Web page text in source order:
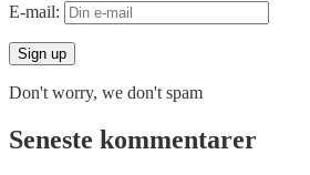
E-mail:
Don't worry, we don't spam
Seneste kommentarer